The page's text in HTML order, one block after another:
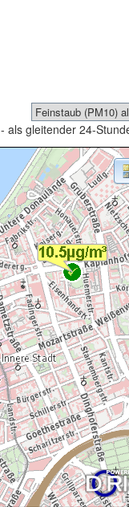
- als gleitender 24-